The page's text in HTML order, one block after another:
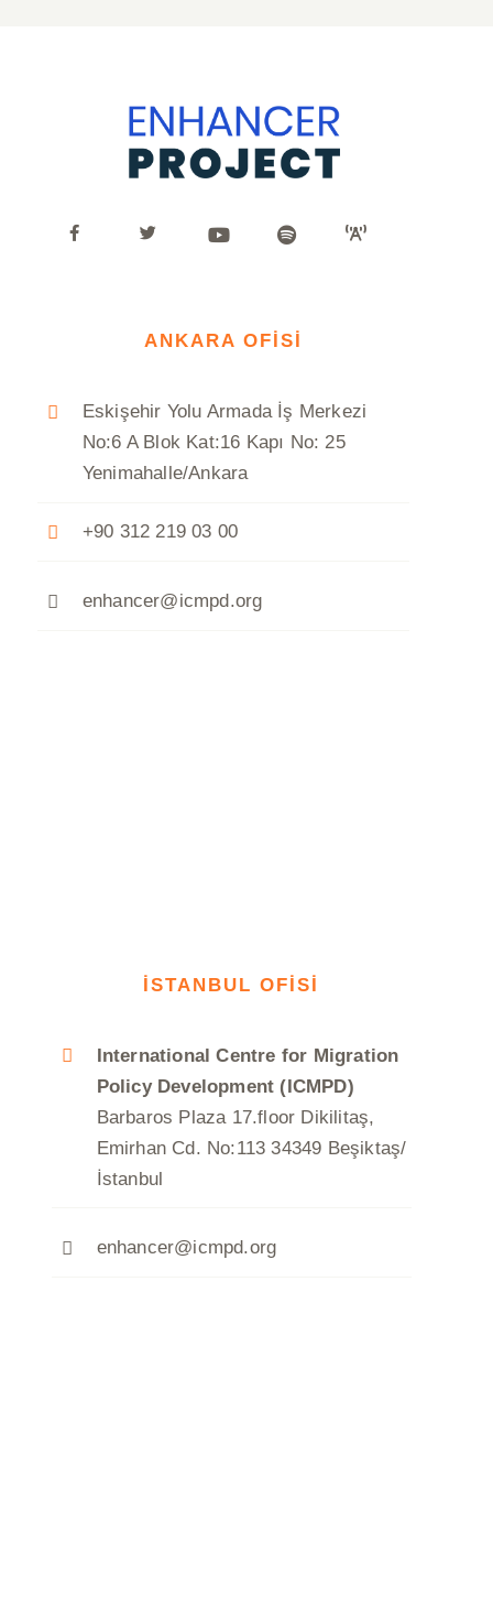
ANKARA OFİSİ
Eskişehir Yolu Armada İş Merkezi
No:6 A Blok Kat:16 Kapı No: 25
Yenimahalle/Ankara
+90 312 219 03 00
enhancer@icmpd.org
İSTANBUL OFİSİ
International Centre for Migration
Policy Development (ICMPD)
Barbaros Plaza 17.floor Dikilitaş,
Emirhan Cd. No:113 34349 Beşiktaş/
İstanbul
enhancer@icmpd.org